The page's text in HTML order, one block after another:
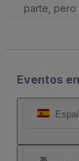
parte, pero
Eventos